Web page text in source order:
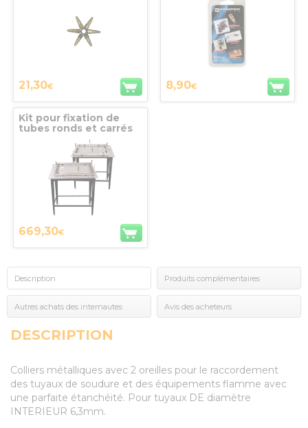
21,30€ 8,90€
Kit pour fixation de
tubes ronds et carrés
Table FixturePoint +
Brides + accessoires
TBHKM300
669,30€
Description Produits complémentaires
Autres achats des internautes Avis des acheteurs
DESCRIPTION
Colliers métalliques avec 2 oreilles pour le raccordement
des tuyaux de soudure et des équipements flamme avec
une parfaite étanchéité. Pour tuyaux DE diamètre
INTERIEUR 6,3mm.